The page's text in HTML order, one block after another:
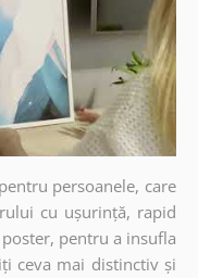
persoanele, care
cu ușurință, rapid
pentru a insufla
ceva mai distinctiv și